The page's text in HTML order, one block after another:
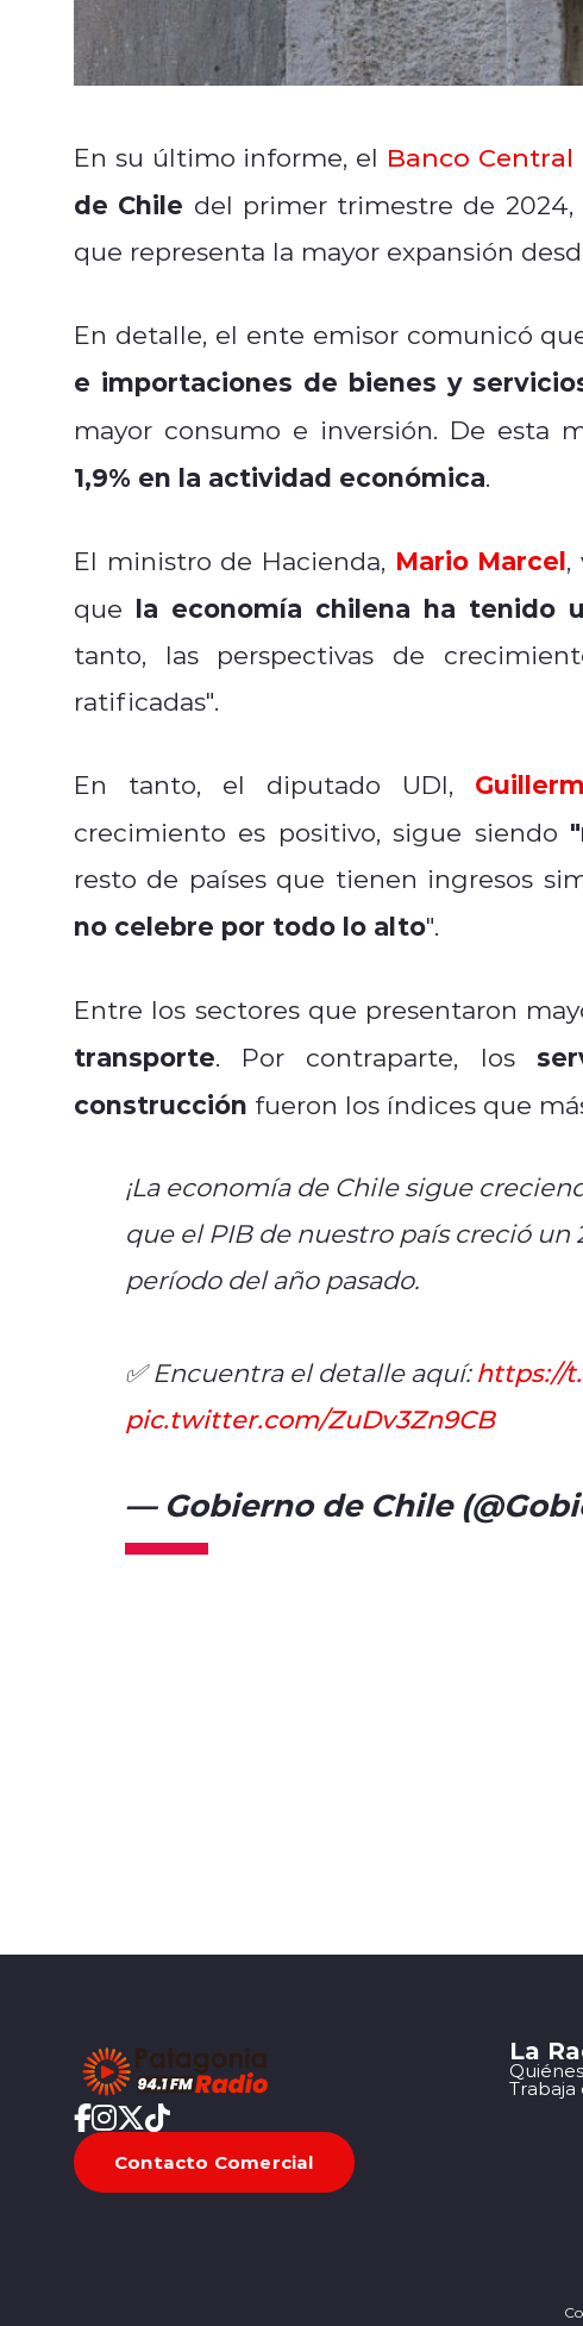
En su último informe, el Banco Central
de Chile del primer trimestre de 2024,
que representa la mayor expansión
En detalle, el ente emisor comunicó
e importaciones de bienes y
mayor consumo e inversión. De esta
1,9% en la actividad económica.
El ministro de Hacienda, Mario Marcel,
que la economía chilena ha tenido
tanto, las perspectivas de
ratificadas".
En tanto, el diputado UDI,
crecimiento es positivo, sigue siendo
resto de países que tienen ingresos
no celebre por todo lo alto".
Entre los sectores que presentaron
transporte. Por contraparte, los
construcción fueron los índices que
¡La economía de Chile sigue
que el PIB de nuestro país creció un
período del año pasado.
✅ Encuentra el detalle aquí:https://
pic.twitter.com/ZuDv3Zn9CB
— Gobierno de Chile
Contacto Comercial
La
Trabaja